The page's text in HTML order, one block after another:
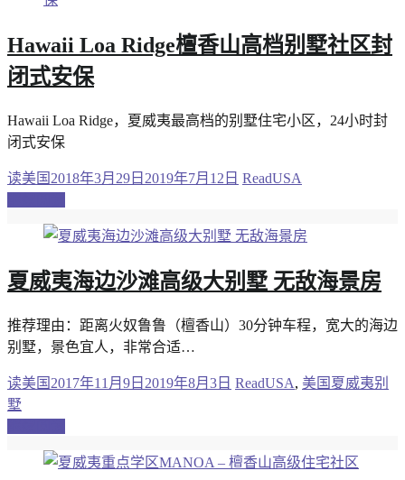
Hawaii Loa Ridge檀香山高档别墅社区封
闭式安保
Hawaii Loa Ridge，夏威夷最高档的别墅住宅小区，24小时封
闭式安保
读美国 2018年3月29日 2019年7月12日 ReadUSA
夏威夷海边沙滩高级大别墅 无敌海景房
推荐理由：距离火奴鲁鲁（檀香山）30分钟车程，宽大的海边
别墅，景色宜人，非常合适…
读美国 2017年11月9日 2019年8月3日 ReadUSA, 美国夏威夷别
墅